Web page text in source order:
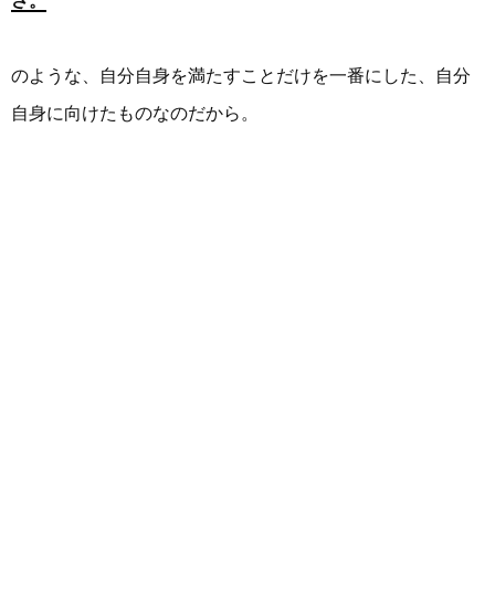
のような、自分自身を満たすことだけを一番にした、自分
自身に向けたものなのだから。